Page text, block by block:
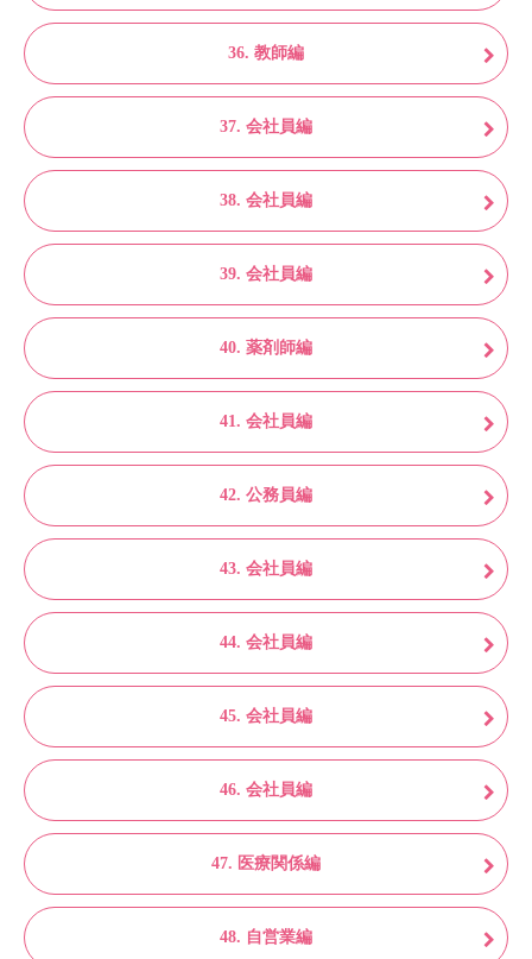
36. 教師編
37. 会社員編
38. 会社員編
39. 会社員編
40. 薬剤師編
41. 会社員編
42. 公務員編
43. 会社員編
44. 会社員編
45. 会社員編
46. 会社員編
47. 医療関係編
48. 自営業編